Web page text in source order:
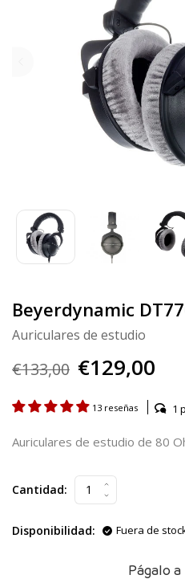
Beyerdynamic
Auriculares de estudio
€133,00 €129,00
13 reseñas 1
Auriculares de estudio de 80
Cantidad:
Disponibilidad: Fuera de
Págalo